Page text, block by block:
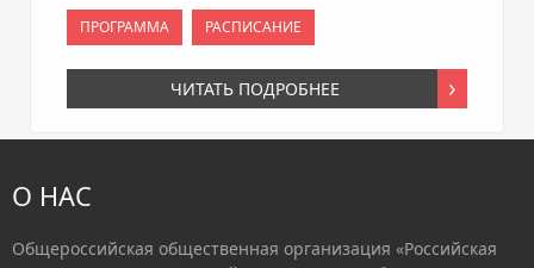
ПРОГРАММА РАСПИСАНИЕ
ЧИТАТЬ ПОДРОБНЕЕ
О НАС
Общероссийская общественная организация «Российская